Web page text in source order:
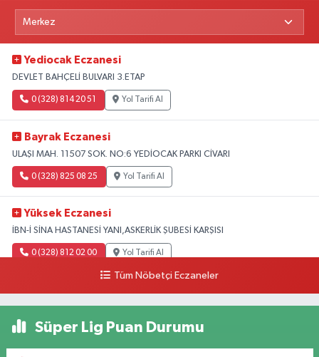
Yediocak Eczanesi
DEVLET BAHÇELİ BULVARI 3.ETAP
0 (328) 814 20 51 Yol Tarifi Al
Bayrak Eczanesi
ULAŞI MAH. 11507 SOK. NO:6 YEDİOCAK PARKI CİVARI
0 (328) 825 08 25 Yol Tarifi Al
Yüksek Eczanesi
İBN-İ SİNA HASTANESİ YANI,ASKERLİK ŞUBESİ KARŞISI
0 (328) 812 02 00 Yol Tarifi Al
Tüm Nöbetçi Eczaneler
Süper Lig Puan Durumu